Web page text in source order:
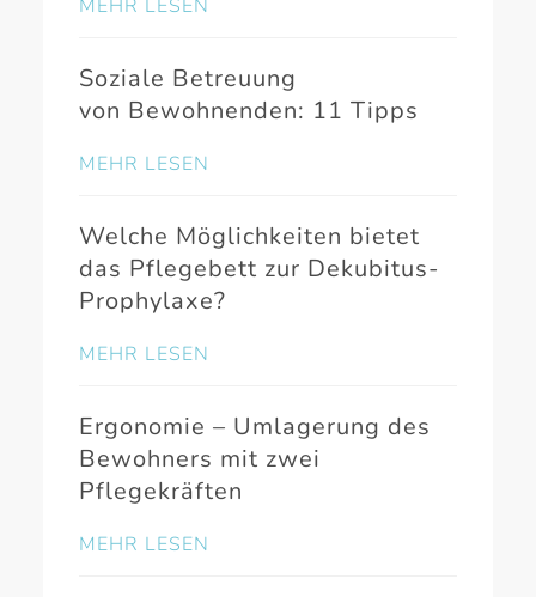
MEHR LESEN
Soziale Betreuung
von Bewohnenden: 11 Tipps
MEHR LESEN
Welche Möglichkeiten bietet
das Pflegebett zur Dekubitus-
Prophylaxe?
MEHR LESEN
Ergonomie – Umlagerung des
Bewohners mit zwei
Pflegekräften
MEHR LESEN